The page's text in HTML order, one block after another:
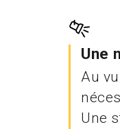
Une
Au
Une